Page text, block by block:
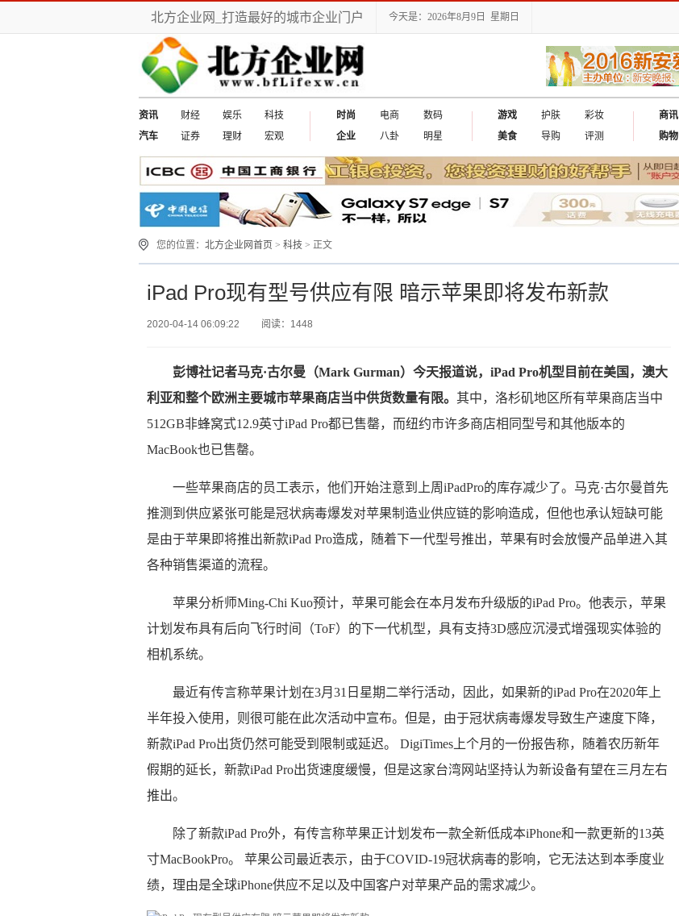
北方企业网_打造最好的城市企业门户 今天是：2026年8月9日 星期日
资讯 财经 娱乐
科技
汽车
证券 理财 宏观
时尚 电商
数码
企业
八卦 明星
游戏 护肤
彩妆
美食
导购 评测
商讯
购物
您的位置： 北方企业网首页 > 科技 > 正文
iPad Pro现有型号供应有限 暗示苹果即将发布新款
2020-04-14 06:09:22 阅读：1448
彭博社记者马克·古尔曼（Mark Gurman）今天报道说，iPad Pro机型目前在美国，澳大
利亚和整个欧洲主要城市苹果商店当中供货数量有限。 其中，洛杉矶地区所有苹果商店当中
512GB非蜂窝式12.9英寸‌iPad Pro‌都已售罄，而纽约市许多商店相同型号和其他版本的
MacBook也已售罄。
一些苹果商店的员工表示，他们开始注意到上周iPadPro的库存减少了。马克·古尔曼首先
推测到供应紧张可能是冠状病毒爆发对苹果制造业供应链的影响造成，但他也承认短缺可能
是由于苹果即将推出新款iPad Pro造成，随着下一代型号推出，苹果有时会放慢产品单进入其
各种销售渠道的流程。
苹果分析师Ming-Chi Kuo预计，苹果可能会在本月发布升级版的iPad Pro。他表示，苹果
计划发布具有后向飞行时间（ToF）的下一代机型，具有支持3D感应沉浸式增强现实体验的
相机系统。
最近有传言称苹果计划在3月31日星期二举行活动，因此，如果新的iPad Pro在2020年上
半年投入使用，则很可能在此次活动中宣布。但是，由于冠状病毒爆发导致生产速度下降，
新款iPad Pro出货仍然可能受到限制或延迟。 DigiTimes上个月的一份报告称，随着农历新年
假期的延长，新款iPad Pro出货速度缓慢，但是这家台湾网站坚持认为新设备有望在三月左右
推出。
除了新款iPad Pro外，有传言称苹果正计划发布一款全新低成本iPhone和一款更新的13英
寸MacBookPro。 苹果公司最近表示，由于COVID-19冠状病毒的影响，它无法达到本季度业
绩，理由是全球iPhone供应不足以及中国客户对苹果产品的需求减少。